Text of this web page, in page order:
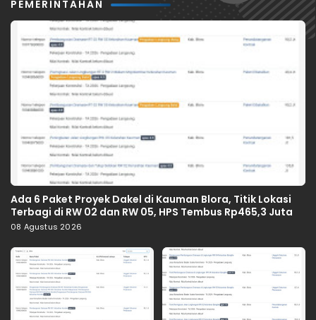
PEMERINTAHAN
Ada 6 Paket Proyek Dakel di Kauman Blora, Titik Lokasi
Terbagi di RW 02 dan RW 05, HPS Tembus Rp465,3 Juta
08 Agustus 2026